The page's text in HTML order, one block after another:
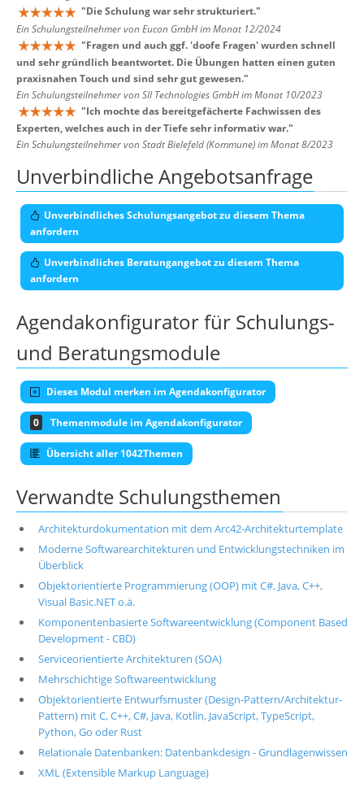
"Die Schulung war sehr strukturiert."
Ein Schulungsteilnehmer von Eucon GmbH im Monat 12/2024
"Fragen und auch ggf. 'doofe Fragen' wurden schnell
und sehr gründlich beantwortet. Die Übungen hatten einen guten
praxisnahen Touch und sind sehr gut gewesen."
Ein Schulungsteilnehmer von SII Technologies GmbH im Monat 10/2023
"Ich mochte das bereitgefächerte Fachwissen des
Experten, welches auch in der Tiefe sehr informativ war."
Ein Schulungsteilnehmer von Stadt Bielefeld (Kommune) im Monat 8/2023
Unverbindliche Angebotsanfrage
Unverbindliches Schulungsangebot zu diesem Thema
anfordern
Unverbindliches Beratungangebot zu diesem Thema
anfordern
Agendakonfigurator für Schulungs-
und Beratungsmodule
Dieses Modul merken im Agendakonfigurator
0 Themenmodule im Agendakonfigurator
Übersicht aller 1042Themen
Verwandte Schulungsthemen
Architekturdokumentation mit dem Arc42-Architekturtemplate
Moderne Softwarearchitekturen und Entwicklungstechniken im
Überblick
Objektorientierte Programmierung (OOP) mit C#, Java, C++,
Visual Basic.NET o.ä.
Komponentenbasierte Softwareentwicklung (Component Based
Development - CBD)
Serviceorientierte Architekturen (SOA)
Mehrschichtige Softwareentwicklung
Objektorientierte Entwurfsmuster (Design-Pattern/Architektur-
Pattern) mit C, C++, C#, Java, Kotlin, JavaScript, TypeScript,
Python, Go oder Rust
Relationale Datenbanken: Datenbankdesign - Grundlagenwissen
XML (Extensible Markup Language)